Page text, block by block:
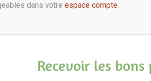
Recevoir les bons
dans votre espace compte.